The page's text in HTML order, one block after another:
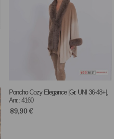
Poncho Cozy Elegance |Gr. UNI 36-48+|,
Anr.: 4160
89,90€